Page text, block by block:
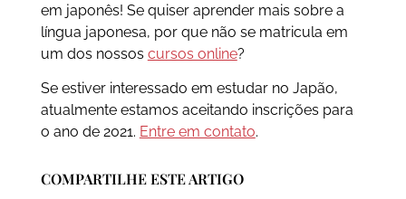
em japonês! Se quiser aprender mais sobre a
língua japonesa, por que não se matricula em
um dos nossos cursos online?
Se estiver interessado em estudar no Japão,
atualmente estamos aceitando inscrições para
o ano de 2021. Entre em contato.
COMPARTILHE ESTE ARTIGO